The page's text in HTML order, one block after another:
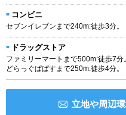
コンビニ
セブンイレブンまで240m:徒歩3分。
ドラッグストア
ファミリーマートまで500m:徒歩7分
どらっぐぱぱすまで250m:徒歩4分。
立地や周辺